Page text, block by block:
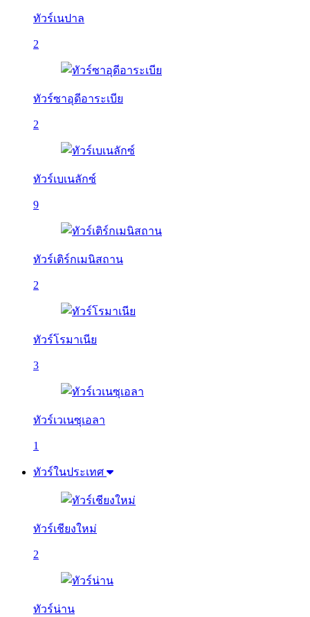
ทัวร์เนปาล
2
ทัวร์ซาอุดีอาระเบีย
2
ทัวร์เบเนลักซ์
9
ทัวร์เติร์กเมนิสถาน
2
ทัวร์โรมาเนีย
3
ทัวร์เวเนซุเอลา
1
ทัวร์ในประเทศ
ทัวร์เชียงใหม่
2
ทัวร์น่าน